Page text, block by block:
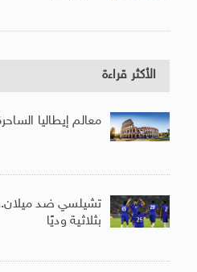
الأكثر قراءة
معالم إيطاليا
تشيلسي ضد ميلان..
بثلاثية وديًا